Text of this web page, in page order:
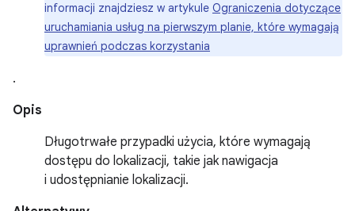
informacji znajdziesz w artykule Ograniczenia dotyczące
uruchamiania usług na pierwszym planie, które wymagają
uprawnień podczas korzystania
.
Opis
Długotrwałe przypadki użycia, które wymagają
dostępu do lokalizacji, takie jak nawigacja
i udostępnianie lokalizacji.